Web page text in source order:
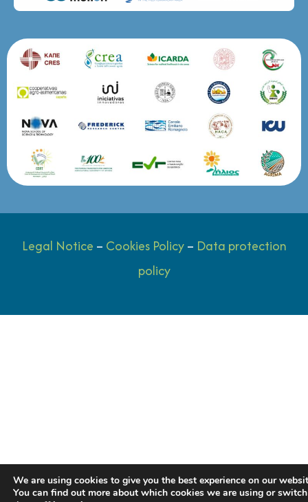
Legal Notice – Cookies Policy– Data protection
policy
We are using cookies to give you the best experience on our
You can find out more about which cookies we are using or switch